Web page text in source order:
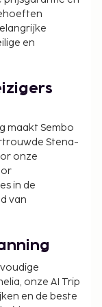
kunnen
(24 uur per
de
zoek bent
leuk. Enkele
wifi,
kiosken.
Fritz
op de tuin,
dag af met
wordt
van
is dit
en
maakt Sembo
Stena-
onze
in de
van
onze AI Trip
en de beste